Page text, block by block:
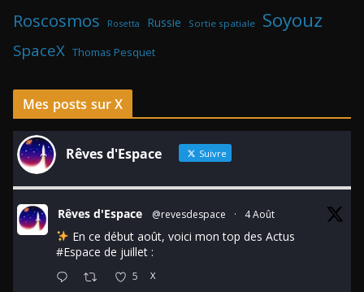
Roscosmos Rosetta Russie Sortie spatiale Soyouz
SpaceX Thomas Pesquet
Mes posts sur X
Rêves d'Espace Suivre
Rêves d'Espace @revesdespace · 4 Août
En ce début août, voici mon top des Actus
#Espace de juillet :
5 X